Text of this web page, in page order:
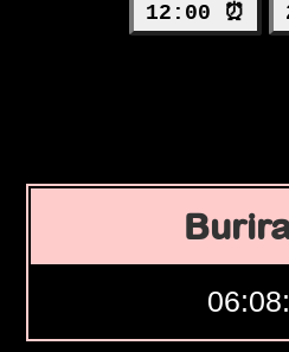
12:00 ⏰